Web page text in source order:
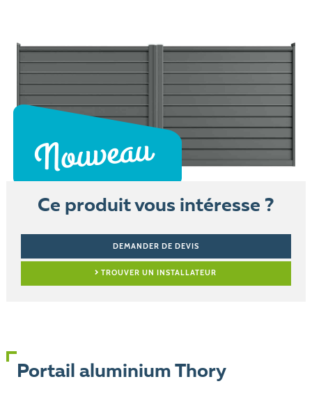
Ce produit vous intéresse ?
DEMANDER DE DEVIS
TROUVER UN INSTALLATEUR
Portail aluminium Thory